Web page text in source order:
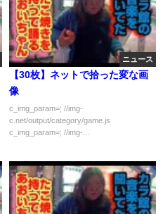
ニュース
【30枚】ネットで拾った変な画
像
c_img_param=; //img-
c.net/output/category/game.js
c_img_param=; //img-...